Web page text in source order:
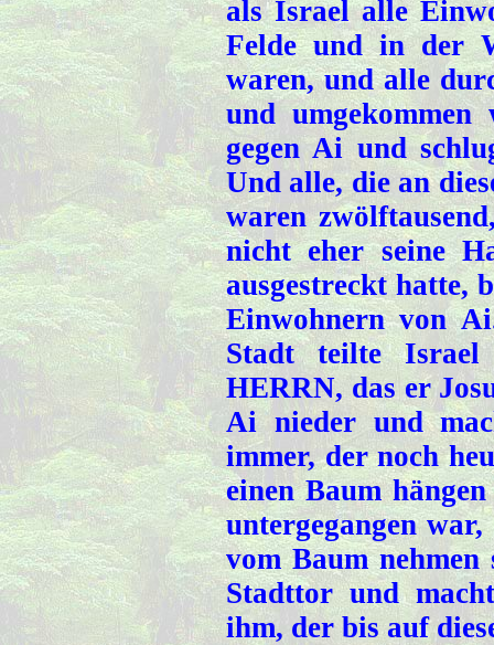
als Israel alle
Felde und in der
waren, und alle
und
gegen Ai und
Und alle, die an
waren
nicht eher seine
ausgestreckt hatte,
Einwohnern von
Stadt teilte
HERRN, das er
Ai nieder und
immer, der noch
einen Baum
untergegangen
vom Baum
Stadttor und
ihm, der bis auf